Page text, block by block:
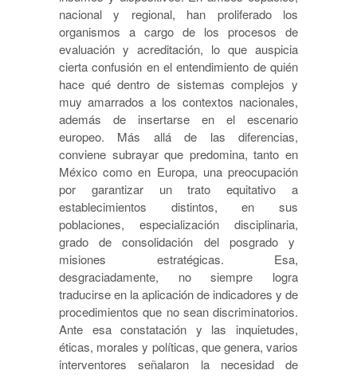
nacional y regional, han proliferado los
organismos a cargo de los procesos de
evaluación y acreditación, lo que auspicia
cierta confusión en el entendimiento de quién
hace qué dentro de sistemas complejos y
muy amarrados a los contextos nacionales,
además de insertarse en el escenario
europeo. Más allá de las diferencias,
conviene subrayar que predomina, tanto en
México como en Europa, una preocupación
por garantizar un trato equitativo a
establecimientos distintos, en sus
poblaciones, especialización disciplinaria,
grado de consolidación del posgrado y
misiones estratégicas. Esa,
desgraciadamente, no siempre logra
traducirse en la aplicación de indicadores y de
procedimientos que no sean discriminatorios.
Ante esa constatación y las inquietudes,
éticas, morales y políticas, que genera, varios
interventores señalaron la necesidad de